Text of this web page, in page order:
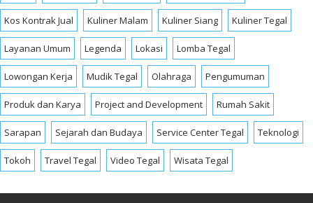
Kos Kontrak Jual Kuliner Malam Kuliner Siang Kuliner Tegal
Layanan Umum Legenda Lokasi Lomba Tegal
Lowongan Kerja Mudik Tegal Olahraga Pengumuman
Produk dan Karya Project and Development Rumah Sakit
Sarapan Sejarah dan Budaya Service Center Tegal Teknologi
Tokoh Travel Tegal Video Tegal Wisata Tegal